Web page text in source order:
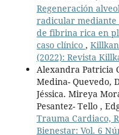
Regeneración
radicular mediante
de fibrina rica en
caso clínico ,
(2022): Revista
Alexandra Patricia
Medina- Quevedo,
Jéssica. Mireya
Pesantez- Tello ,
Trauma Cardiaco,
Bienestar: Vol. 6